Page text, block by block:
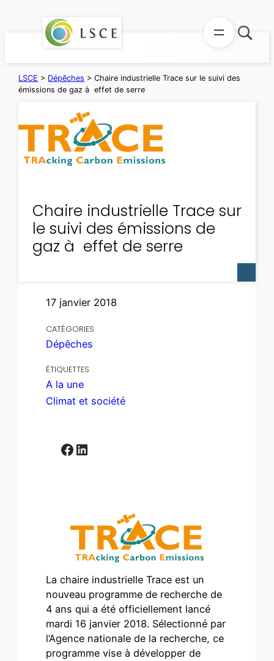
LSCE > Dépêches >Chaire industrielle Trace sur le suivi des
émissions de gaz à effet de serre
Chaire industrielle Trace sur
le suivi des émissions de
gaz à effet de serre
17 janvier 2018
CATÉGORIES
Dépêches
ÉTIQUETTES
A la une
Climat et société
Facebook LinkedIn
La chaire industrielle Trace est un
nouveau programme de recherche de
4 ans qui a été officiellement lancé
mardi 16 janvier 2018. Sélectionné par
l’Agence nationale de la recherche, ce
programme vise à développer de